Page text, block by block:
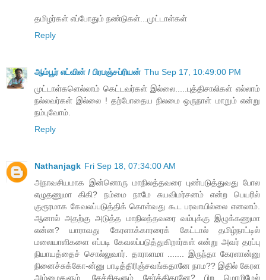
தமிழர்கள் எப்போதும் நண்டுகள்...முட்டாள்கள்
Reply
ஆம்பூர் எட்வின் / பிரபஞ்சப்ரியன் Thu Sep 17, 10:49:00 PM
முட்டாள்களெல்லாம் கெட்டவர்கள் இல்லை.....புத்திசாலிகள் எல்லாம்
நல்லவர்கள் இல்லை ! தற்போதைய நிலமை ஒருநாள் மாறும் என்று
நம்புவோம்.
Reply
Nathanjagk Fri Sep 18, 07:34:00 AM
அநாவசியமாக இன்னொரு மாநிலத்தவரை புண்படுத்துவது ​போல
எழுதணுமா கிகி? நம்மை நாமே சுயவிமர்சனம் என்ற ​பெயரில்
குரூரமாக ​கேவலப்படுத்திக் ​கொள்வது கூட பரவாயில்லை எனலாம்.
ஆனால் அதற்கு அடுத்த மாநிலத்தவரை வம்புக்கு இழுக்கணுமா
என்ன? யாராவது ​கேரளாக்காரரைக் ​கேட்டால் தமிழ்நாட்டில்
மலையாளிகளை எப்படி கேவலப்படுத்துகிறார்கள் என்று அவர் தரப்பு
நியாயத்தைச் சொல்லுவார். தாராளமா ....... இருந்தா கேரளான்னு
நினைச்சுக்கோ-ன்னு பாடித்திரிஞ்சவங்கதானே நாம?? இதில் கேரள
அம்மைகளும், ​சேச்சிகளும் ​சேர்த்திதானே? பிற ​மொழி​மேல்